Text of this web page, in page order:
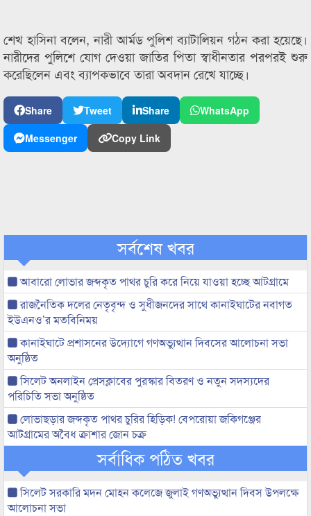
শেখ হাসিনা বলেন, নারী আর্মড পুলিশ ব্যাটালিয়ন গঠন করা হয়েছে।
নারীদের পুলিশে যোগ দেওয়া জাতির পিতা স্বাধীনতার পরপরই শুরু
করেছিলেন এবং ব্যাপকভাবে তারা অবদান রেখে যাচ্ছে।
Share Tweet Share
WhatsApp
Messenger
Copy Link
সর্বশেষ খবর
আবারো লোভার জব্দকৃত পাথর চুরি করে নিয়ে যাওয়া হচ্ছে আটগ্রামে
রাজনৈতিক দলের নেতৃবৃন্দ ও সুধীজনদের সাথে কানাইঘাটের নবাগত
ইউএনও’র মতবিনিময়
কানাইঘাটে প্রশাসনের উদ্যোগে গণঅভ্যুত্থান দিবসের আলোচনা সভা
অনুষ্ঠিত
সিলেট অনলাইন প্রেসক্লাবের পুরস্কার বিতরণ ও নতুন সদস্যদের
পরিচিতি সভা অনুষ্ঠিত
লোভাছড়ার জব্দকৃত পাথর চুরির হিড়িক! বেপরোয়া জকিগঞ্জের
আটগ্রামের অবৈধ ক্রাশার জোন চক্র
সর্বাধিক পঠিত খবর
সিলেট সরকারি মদন মোহন কলেজে জুলাই গণঅভ্যুত্থান দিবস উপলক্ষে
আলোচনা সভা